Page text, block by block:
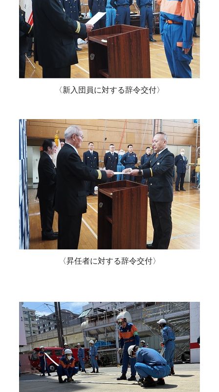
〈新入団員に対する辞令交付〉
〈昇任者に対する辞令交付〉